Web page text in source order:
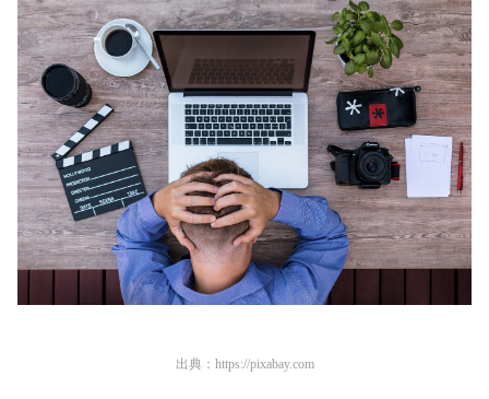
出典： https://pixabay.com